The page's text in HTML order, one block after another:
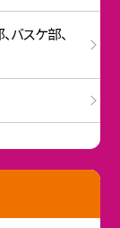
バスケ部、